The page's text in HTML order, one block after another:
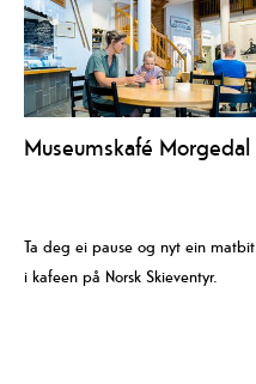
Museumskafé Morgedal
Ta deg ei pause og nyt ein matbit
i kafeen på Norsk Skieventyr.